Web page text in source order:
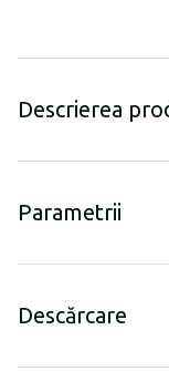
Descrierea
Parametrii
Descărcare